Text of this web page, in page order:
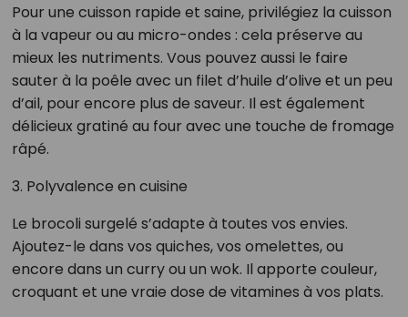
Pour une cuisson rapide et saine, privilégiez la cuisson
à la vapeur ou au micro-ondes : cela préserve au
mieux les nutriments. Vous pouvez aussi le faire
sauter à la poêle avec un filet d’huile d’olive et un peu
d’ail, pour encore plus de saveur. Il est également
délicieux gratiné au four avec une touche de fromage
râpé.
3. Polyvalence en cuisine
Le brocoli surgelé s’adapte à toutes vos envies.
Ajoutez-le dans vos quiches, vos omelettes, ou
encore dans un curry ou un wok. Il apporte couleur,
croquant et une vraie dose de vitamines à vos plats.